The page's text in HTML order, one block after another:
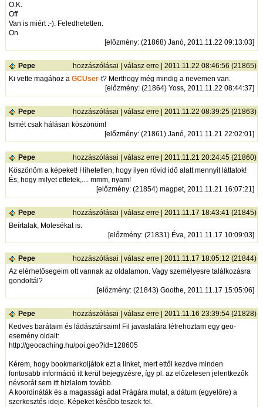
O.K.
Off
Van is miért :-). Feledhetetlen.
On
[előzmény: (21868) Janó, 2011.11.22 09:13:03]
Pepe hozzászólásai |válasz erre | 2011.11.22 08:46:56 (21865)
Ki vette magához aGCUser-t? Merthogy még mindig a nevemen van.
[előzmény: (21864) Yoss, 2011.11.22 08:44:37]
Pepe hozzászólásai |válasz erre | 2011.11.22 08:39:25 (21863)
Ismét csak hálásan köszönöm!
[előzmény: (21861) Janó, 2011.11.21 22:02:01]
Pepe hozzászólásai |válasz erre | 2011.11.21 20:24:45 (21860)
Köszönöm a képeket! Hihetetlen, hogy ilyen rövid idő alatt mennyit láttatok!
És, hogy milyet ettetek,.... mmm, nyam!
[előzmény: (21854) magpet, 2011.11.21 16:07:21]
Pepe hozzászólásai |válasz erre | 2011.11.17 18:43:41 (21845)
Beírtalak, Molesékat is.
[előzmény: (21831) Éva, 2011.11.17 10:09:03]
Pepe hozzászólásai |válasz erre | 2011.11.17 18:05:12 (21844)
Az elérhetősegeim ott vannak az oldalamon. Vagy személyesre találkozásra
gondoltál?
[előzmény: (21843) Goothe, 2011.11.17 15:05:06]
Pepe hozzászólásai |válasz erre | 2011.11.16 23:39:54 (21828)
Kedves barátaim és ládásztársaim! Fil javaslatára létrehoztam egy geo-
esemény oldalt:
http://geocaching.hu/poi.geo?id=128605
Kérem, hogy bookmarkoljátok ezt a linket, mert ettől kezdve minden
fontosabb információ itt kerül bejegyzésre, így pl. az előzetesen jelentkezők
névsorát sem itt hizlalom tovább.
A koordináták és a magassági adat Prágára mutat, a dátum (egyelőre) a
szerkesztés ideje. Képeket később teszek fel.